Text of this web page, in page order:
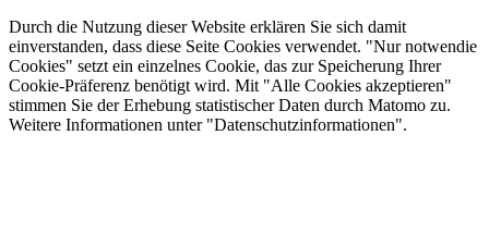
Durch die Nutzung dieser Website erklären Sie sich damit
einverstanden, dass diese Seite Cookies verwendet. "Nur notwendie
Cookies" setzt ein einzelnes Cookie, das zur Speicherung Ihrer
Cookie-Präferenz benötigt wird. Mit "Alle Cookies akzeptieren"
stimmen Sie der Erhebung statistischer Daten durch Matomo zu.
Weitere Informationen unter "Datenschutzinformationen".